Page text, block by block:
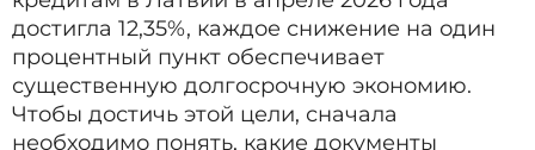
достигла 12,35%, каждое снижение на один
процентный пункт обеспечивает
существенную долгосрочную экономию.
Чтобы достичь этой цели, сначала
необходимо понять, какие документы